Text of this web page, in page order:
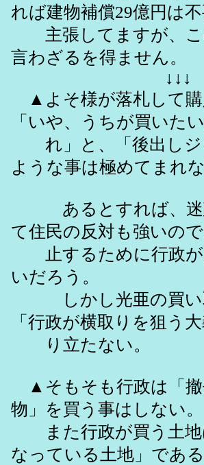
れば建物補償29億円は
主張してますが、こ
言わざるを得ません。
↓↓↓
▲よそ様が落札して購
「いや、うちが買いた
れ」と、「後出しジ
ような事は極めてまれな
あるとすれば、迷惑
て住民の反対も強いの
止するために行政が
いだろう。
しかし光亜の買い
「行政が横取りを狙う
り立たない。
▲そもそも行政は「撤
物」を買う事はしない。
また行政が買う土地
なっている土地」である